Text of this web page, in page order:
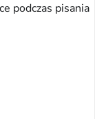
podczas pisania